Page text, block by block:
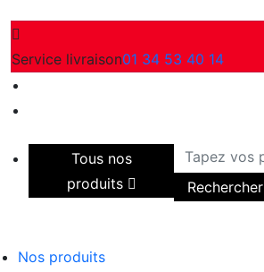
Service livraison01 34 53 40 14
Tous nos
produits
Rechercher
Nos produits